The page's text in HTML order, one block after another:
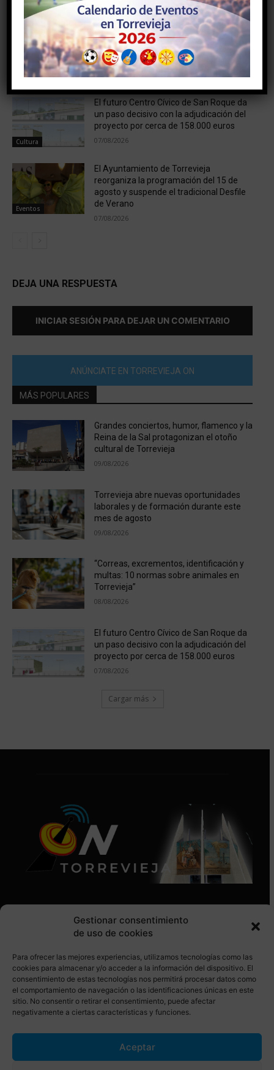
Gestionar consentimiento
de uso de cookies
Para ofrecer las mejores experiencias, utilizamos tecnologías como las
cookies para almacenar y/o acceder a la información del dispositivo. El
consentimiento de estas tecnologías nos permitirá procesar datos como
el comportamiento de navegación o las identificaciones únicas en este
sitio. No consentir o retirar el consentimiento, puede afectar
negativamente a ciertas características y funciones.
Aceptar
NOTICIAS RELACIONADAS
Cultura
Grandes conciertos, humor, flamenco y la
Reina de la Sal protagonizan el otoño
cultural de Torrevieja
09/08/2026
Cultura
El futuro Centro Cívico de San Roque da
un paso decisivo con la adjudicación del
proyecto por cerca de 158.000 euros
07/08/2026
Eventos
El Ayuntamiento de Torrevieja
reorganiza la programación del 15 de
agosto y suspende el tradicional Desfile
de Verano
07/08/2026
DEJA UNA RESPUESTA
INICIAR SESIÓN PARA DEJAR UN COMENTARIO
ANÚNCIATE EN TORREVIEJA ON
MÁS POPULARES
Grandes conciertos, humor, flamenco y la
Reina de la Sal protagonizan el otoño
cultural de Torrevieja
09/08/2026
Torrevieja abre nuevas oportunidades
laborales y de formación durante este
mes de agosto
09/08/2026
“Correas, excrementos, identificación y
multas: 10 normas sobre animales en
Torrevieja”
08/08/2026
El futuro Centro Cívico de San Roque da
un paso decisivo con la adjudicación del
proyecto por cerca de 158.000 euros
07/08/2026
Cargar más
SÍGUENOS EN REDES SOCIALES
© Torrevieja ON. Desarrollado por